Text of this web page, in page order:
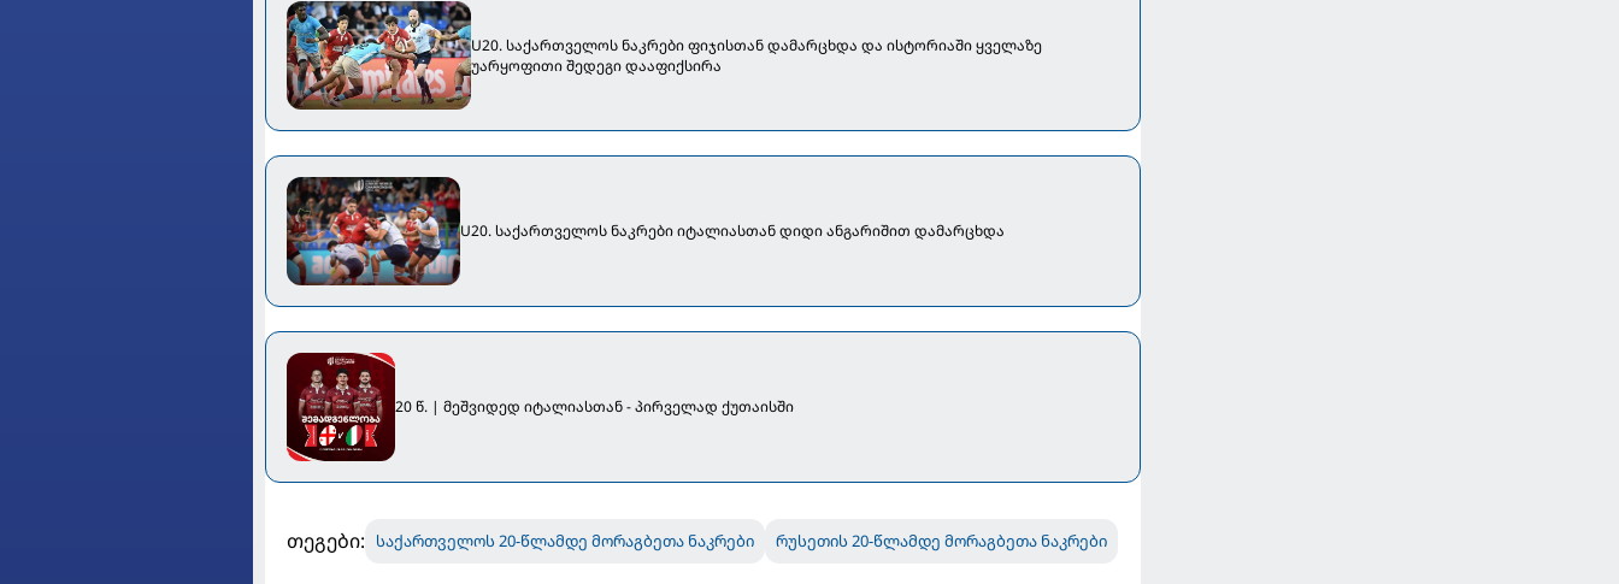
U20. საქართველოს ნაკრები ფიჯისთან დამარცხდა და ისტორიაში ყველაზე
უარყოფითი შედეგი დააფიქსირა
U20. საქართველოს ნაკრები იტალიასთან დიდი ანგარიშით დამარცხდა
20 წ. | მეშვიდედ იტალიასთან - პირველად ქუთაისში
თეგები: საქართველოს 20-წლამდე მორაგბეთა ნაკრები რუსეთის 20-წლამდე მორაგბეთა ნაკრები